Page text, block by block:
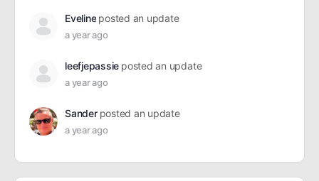
Eveline posted an update
a year ago
leefjepassie posted an update
a year ago
Sander posted an update
a year ago